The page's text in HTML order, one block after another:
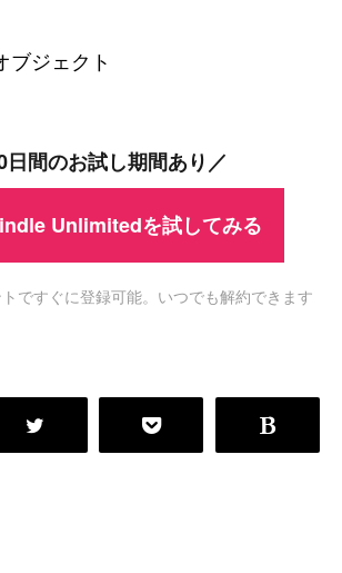
ブジェクト
日間のお試し期間あり／
Unlimitedを試してみる
ですぐに登録可能。いつでも解約できます